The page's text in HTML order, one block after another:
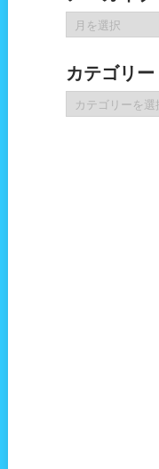
ー
イ
ブ
カテゴリー
テ